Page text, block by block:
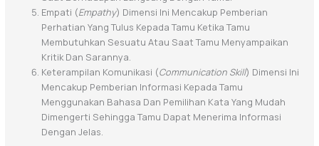
Empati (Empathy) Dimensi Ini Mencakup Pemberian
Perhatian Yang Tulus Kepada Tamu Ketika Tamu
Membutuhkan Sesuatu Atau Saat Tamu Menyampaikan
Kritik Dan Sarannya.
Keterampilan Komunikasi (Communication Skill) Dimensi Ini
Mencakup Pemberian Informasi Kepada Tamu
Menggunakan Bahasa Dan Pemilihan Kata Yang Mudah
Dimengerti Sehingga Tamu Dapat Menerima Informasi
Dengan Jelas.